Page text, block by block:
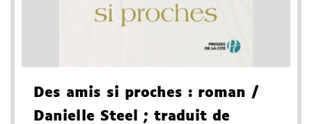
Des amis si proches : roman /
Danielle Steel
; traduit de